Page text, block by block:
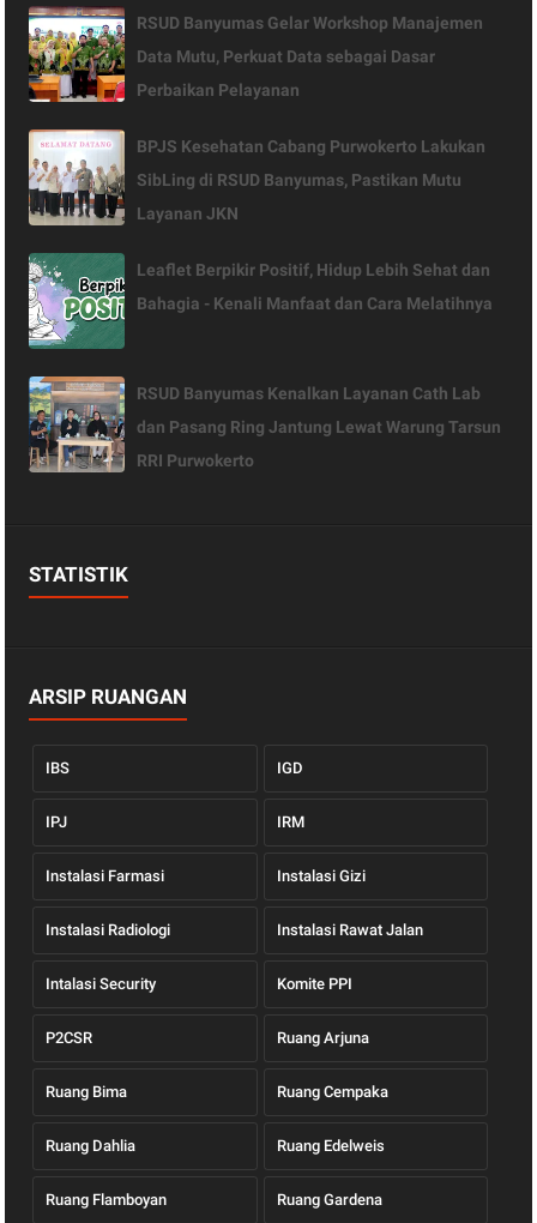
RSUD Banyumas Gelar Workshop Manajemen
Data Mutu, Perkuat Data sebagai Dasar
Perbaikan Pelayanan
BPJS Kesehatan Cabang Purwokerto Lakukan
SibLing di RSUD Banyumas, Pastikan Mutu
Layanan JKN
Leaflet Berpikir Positif, Hidup Lebih Sehat dan
Bahagia - Kenali Manfaat dan Cara Melatihnya
RSUD Banyumas Kenalkan Layanan Cath Lab
dan Pasang Ring Jantung Lewat Warung Tarsun
RRI Purwokerto
STATISTIK
ARSIP RUANGAN
IBS IGD
IPJ IRM
Instalasi Farmasi Instalasi Gizi
Instalasi Radiologi Instalasi Rawat Jalan
Intalasi Security Komite PPI
P2CSR Ruang Arjuna
Ruang Bima Ruang Cempaka
Ruang Dahlia Ruang Edelweis
Ruang Flamboyan Ruang Gardena